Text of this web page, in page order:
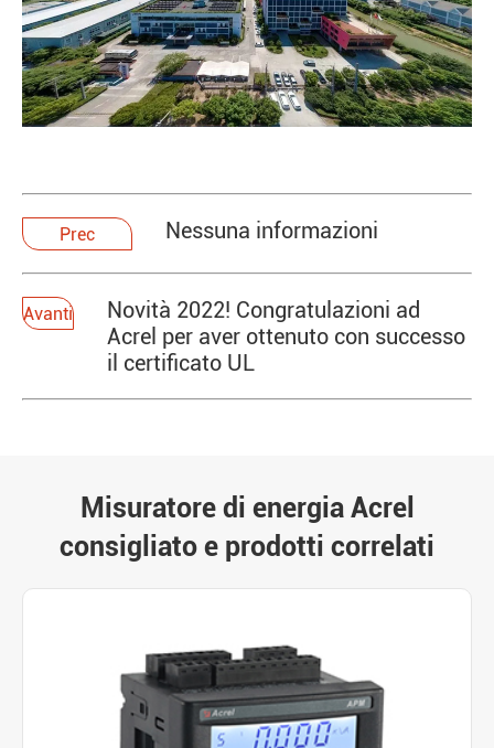
Prec Nessuna informazioni
Avanti
Novità 2022! Congratulazioni ad
Acrel per aver ottenuto con successo
il certificato UL
Misuratore di energia Acrel
consigliato e prodotti correlati